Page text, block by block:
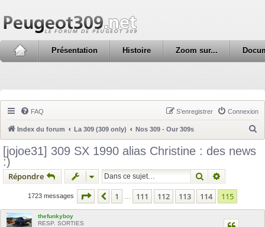
Présentation Histoire Zoom sur...
FAQ Connexion
S’enregistrer
Index du forum La 309 (309 only) Nos 309 - Our 309s
[jojoe31] 309 SX 1990 alias Christine : des news
:)
Répondre Rechercher
1723 messages Page 115 sur115
Précédente
1 111 112 113 114 115
thefunkyboy
RESP. SORTIES